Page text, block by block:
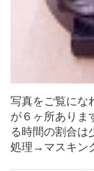
写真をご覧にな
が６ヶ所ありま
る時間の割合は
処理→マスキン